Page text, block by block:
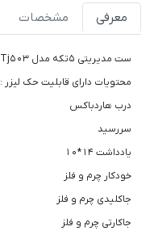
معرفی مشخصات
ست مدیریتی 5تکه مدل Tj503
محتویات دارای قابلیت حک لیزر :
درب هاردباکس
سررسید
یادداشت 14*10
خودکار چرم و فلز
جاکلیدی چرم و فلز
جاکارتی چرم و فلز